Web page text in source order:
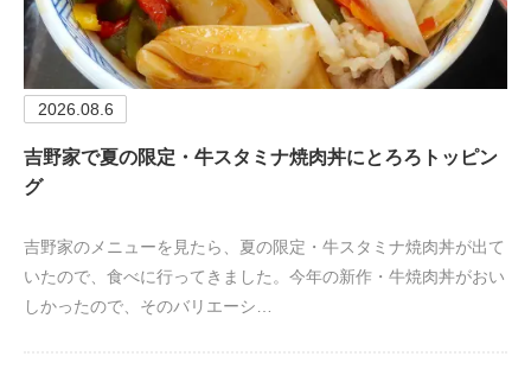
2026.08.6
吉野家で夏の限定・牛スタミナ焼肉丼にとろろトッピン
グ
吉野家のメニューを見たら、夏の限定・牛スタミナ焼肉丼が出て
いたので、食べに行ってきました。今年の新作・牛焼肉丼がおい
しかったので、そのバリエーシ…